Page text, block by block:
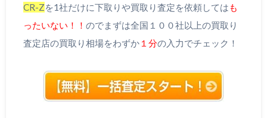
CR-Zを1社だけに下取りや買取り査定を依頼してはも
ったいない！！ のでまずは全国１００社以上の買取り
査定店の買取り相場をわずか１分の入力でチェック！